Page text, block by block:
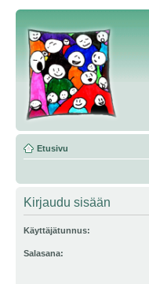
Etusivu
Kirjaudu sisään
Käyttäjätunnus:
Salasana: